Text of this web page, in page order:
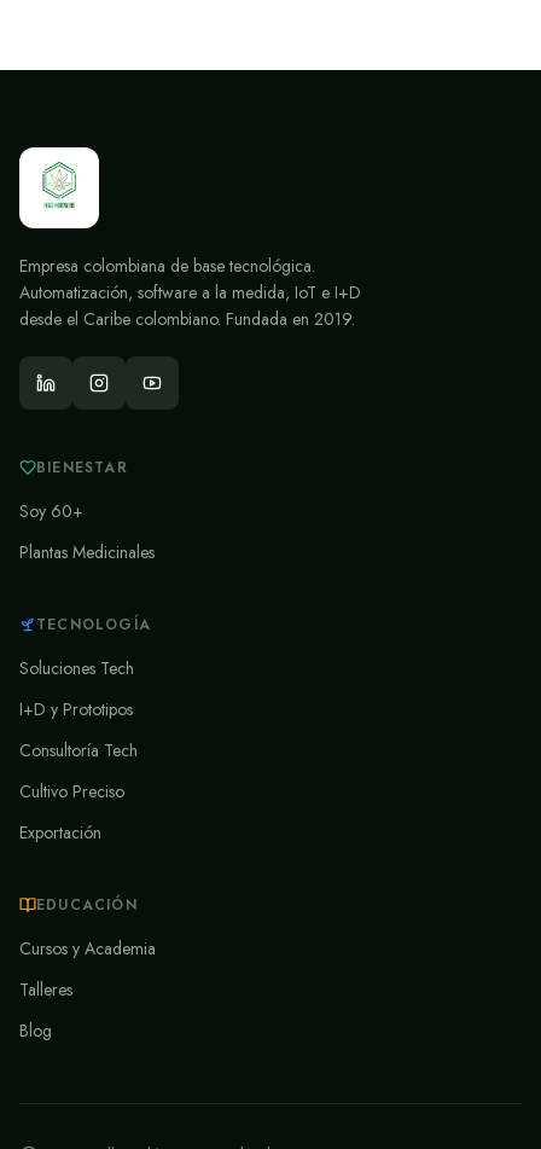
Empresa colombiana de base tecnológica.
Automatización, software a la medida, IoT e I+D
desde el Caribe colombiano. Fundada en 2019.
BIENESTAR
Soy 60+
Plantas Medicinales
TECNOLOGÍA
Soluciones Tech
I+D y Prototipos
Consultoría Tech
Cultivo Preciso
Exportación
EDUCACIÓN
Cursos y Academia
Talleres
Blog